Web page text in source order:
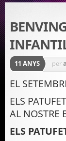
11 ANYS per
EL
ELS
AL NOSTRE
ELS